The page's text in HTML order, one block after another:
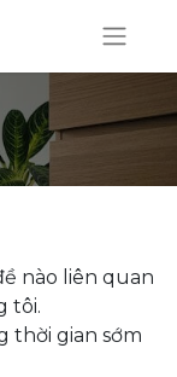
nào liên quan
tôi.
thời gian sớm